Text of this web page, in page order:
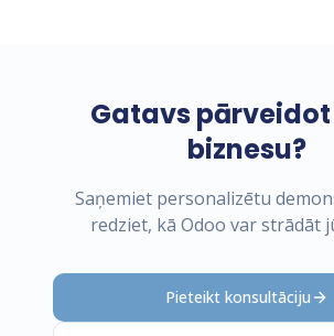
Gatavs
biznesu?
Saņemiet personalizētu
redziet, kā Odoo var strādāt
Pieteikt konsultāciju